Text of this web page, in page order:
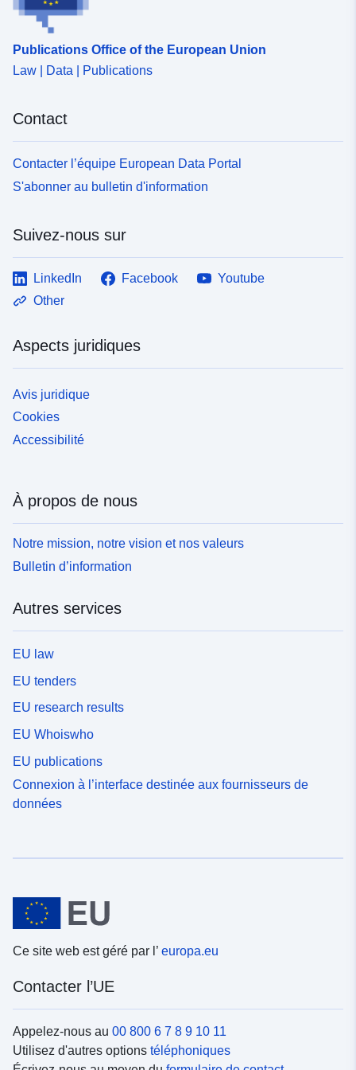
uriRef:
Publications Office of the European Union
Law | Data | Publications
Contact
Contacter l’équipe European Data Portal
S'abonner au bulletin d'information
Suivez-nous sur
LinkedIn Facebook
Youtube
Other
Aspects juridiques
Avis juridique
Cookies
Accessibilité
À propos de nous
Notre mission, notre vision et nos valeurs
Bulletin d’information
Autres services
EU law
EU tenders
EU research results
EU Whoiswho
EU publications
Connexion à l’interface destinée aux fournisseurs de
données
Ce site web est géré par l’ europa.eu
Contacter l’UE
Appelez-nous au 00 800 6 7 8 9 10 11
Utilisez d'autres options téléphoniques